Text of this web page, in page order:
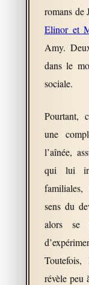
romans de
Elinor et
Amy.
dans le
sociale.
Pourtant,
une
l’aînée,
qui lui
sens du
alors se
Toutefois,
révèle peu